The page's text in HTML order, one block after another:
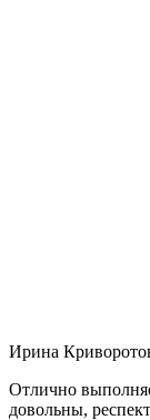
Ирина
Отлично
довольны,